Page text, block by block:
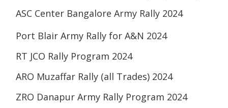
ASC Center Bangalore Army Rally 2024
Port Blair Army Rally for A&N 2024
RT JCO Rally Program 2024
ARO Muzaffar Rally (all Trades) 2024
ZRO Danapur Army Rally Program 2024